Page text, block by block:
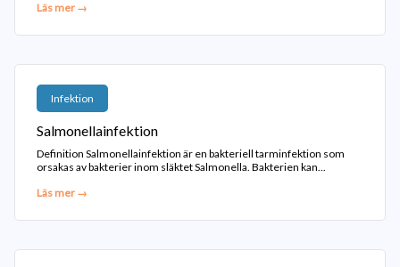
Läs mer →
Infektion
Salmonellainfektion
Definition Salmonellainfektion är en bakteriell tarminfektion som
orsakas av bakterier inom släktet Salmonella. Bakterien kan...
Läs mer →